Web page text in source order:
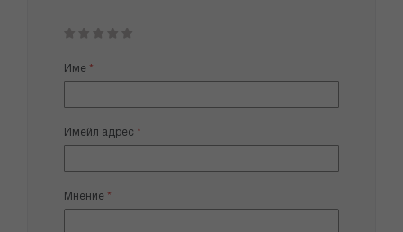
star
stars
stars
stars
stars
Име
Имейл адрес
Мнение